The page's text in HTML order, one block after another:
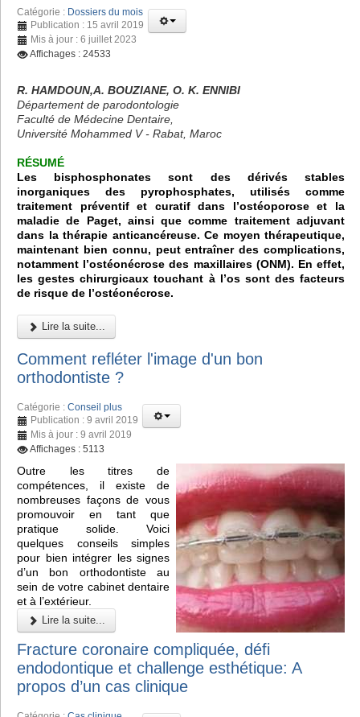
Catégorie : Dossiers du mois
Publication : 15 avril 2019
Mis à jour : 6 juillet 2023
Affichages : 24533
R. HAMDOUN,A. BOUZIANE, O. K. ENNIBI
Département de parodontologie
Faculté de Médecine Dentaire,
Université Mohammed V - Rabat, Maroc
RÉSUMÉ
Les bisphosphonates sont des dérivés stables
inorganiques des pyrophosphates, utilisés comme
traitement préventif et curatif dans l’ostéoporose et la
maladie de Paget, ainsi que comme traitement adjuvant
dans la thérapie anticancéreuse. Ce moyen thérapeutique,
maintenant bien connu, peut entraîner des complications,
notamment l’ostéonécrose des maxillaires (ONM). En effet,
les gestes chirurgicaux touchant à l’os sont des facteurs
de risque de l’ostéonécrose.
Lire la suite...
Comment refléter l'image d'un bon
orthodontiste ?
Catégorie : Conseil plus
Publication : 9 avril 2019
Mis à jour : 9 avril 2019
Affichages : 5113
Outre les titres de
compétences, il existe de
nombreuses façons de vous
promouvoir en tant que
pratique solide. Voici
quelques conseils simples
pour bien intégrer les signes
d’un bon orthodontiste au
sein de votre cabinet dentaire
et à l’extérieur.
Lire la suite...
Fracture coronaire compliquée, défi
endodontique et challenge esthétique: A
propos d’un cas clinique